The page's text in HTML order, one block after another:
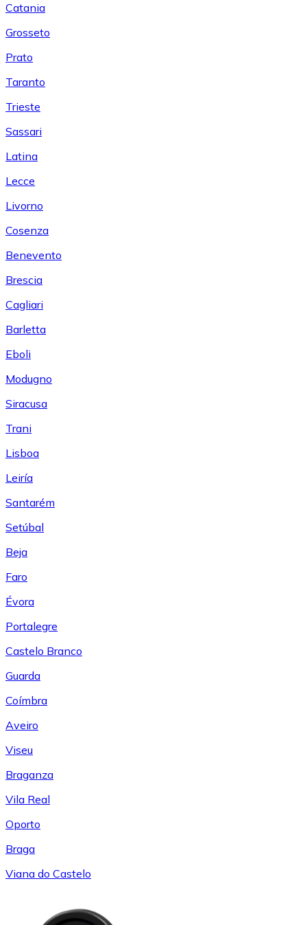
Catania
Grosseto
Prato
Taranto
Trieste
Sassari
Latina
Lecce
Livorno
Cosenza
Benevento
Brescia
Cagliari
Barletta
Eboli
Modugno
Siracusa
Trani
Lisboa
Leiría
Santarém
Setúbal
Beja
Faro
Évora
Portalegre
Castelo Branco
Guarda
Coímbra
Aveiro
Viseu
Braganza
Vila Real
Oporto
Braga
Viana do Castelo